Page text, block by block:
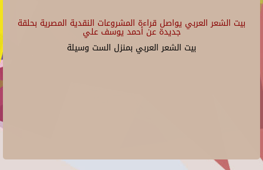
بيت الشعر العربي يواصل قراءة المشروعات النقدية المصرية بحلقة
جديدة عن أحمد يوسف علي
بيت الشعر العربي بمنزل الست وسيلة